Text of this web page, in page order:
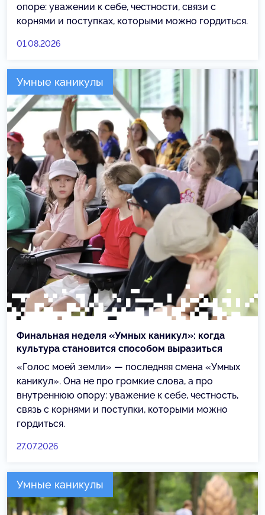
опоре: уважении к себе, честности, связи с
корнями и поступках, которыми можно гордиться.
01.08.2026
Умные каникулы
Финальная неделя «Умных каникул»: когда
культура становится способом выразиться
«Голос моей земли» — последняя смена «Умных
каникул». Она не про громкие слова, а про
внутреннюю опору: уважение к себе, честность,
связь с корнями и поступки, которыми можно
гордиться.
27.07.2026
Умные каникулы